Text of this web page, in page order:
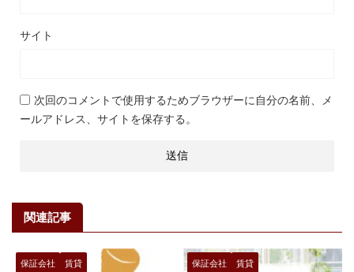
サイト
次回のコメントで使用するためブラウザーに自分の名前、メ
ールアドレス、サイトを保存する。
関連記事
保証会社 賃貸 保証会社 賃貸